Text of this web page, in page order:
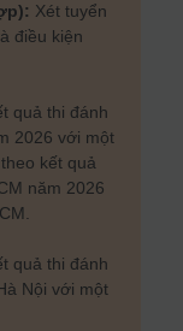
Xét tuyển
điều kiện
quả thi đánh
2026 với một
kết quả
năm 2026
quả thi đánh
Nội với một